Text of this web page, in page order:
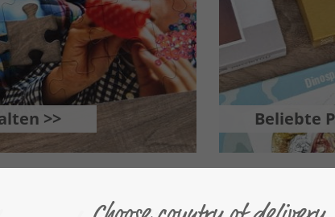
>> Beliebte